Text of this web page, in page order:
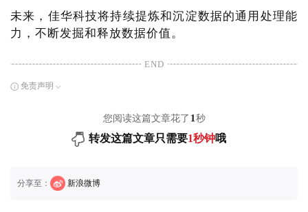
未来，佳华科技将持续提炼和沉淀数据的通用处理能
力，不断发掘和释放数据价值。
END
免责声明
您阅读这篇文章花了 1秒
转发这篇文章只需要1秒钟哦
分享至： 新浪微博